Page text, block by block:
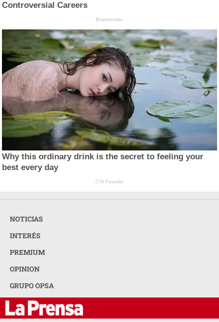
Controversial Careers
Brainberries
Why this ordinary drink is the secret to feeling your
best every day
CTA Favorite
NOTICIAS
INTERÉS
PREMIUM
OPINION
GRUPO OPSA